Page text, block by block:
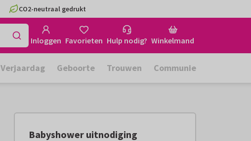
CO2-neutraal gedrukt
Inloggen Favorieten Hulp nodig? Winkelmand
Verjaardag Geboorte Trouwen Communie
Babyshower uitnodiging